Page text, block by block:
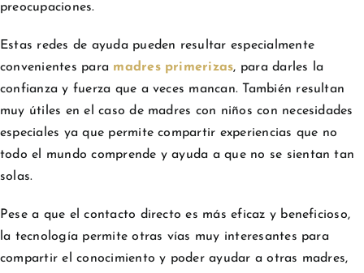
preocupaciones.
Estas redes de ayuda pueden resultar especialmente
convenientes para madres primerizas, para darles la
confianza y fuerza que a veces mancan. También resultan
muy útiles en el caso de madres con niños con necesidades
especiales ya que permite compartir experiencias que no
todo el mundo comprende y ayuda a que no se sientan tan
solas.
Pese a que el contacto directo es más eficaz y beneficioso,
la tecnología permite otras vías muy interesantes para
compartir el conocimiento y poder ayudar a otras madres,